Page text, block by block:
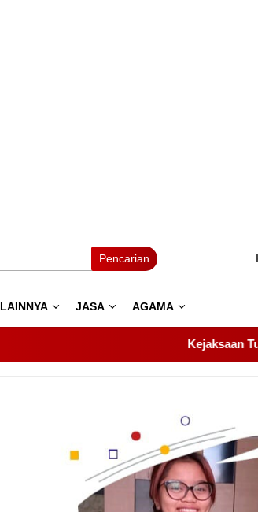
Pencarian
LAINNYA JASA AGAMA
Kejaksaan Turun Tangan!Hambat Proyek